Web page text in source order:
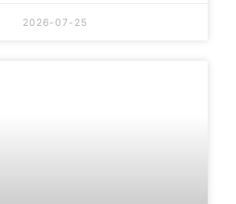
2026-07-25